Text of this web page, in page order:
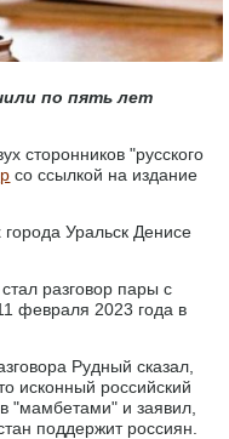
по пять лет
сторонников "русского
со ссылкой на издание
Уральск Денисе
разговор пары с
февраля 2023 года в
Рудный сказал,
исконный российский
"мамбетами" и заявил,
поддержит россиян.